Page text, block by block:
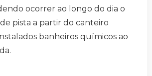
ocorrer ao longo do dia o
pista a partir do canteiro
banheiros químicos ao